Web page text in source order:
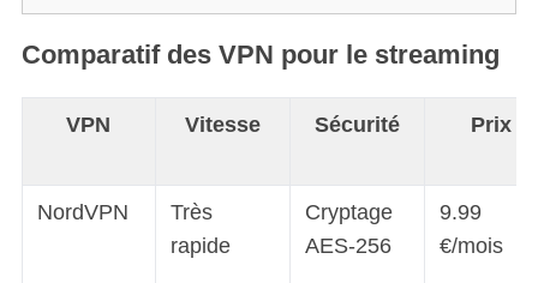
Comparatif des VPN pour le streaming
VPN Vitesse Sécurité Prix
NordVPN
Très
rapide
Cryptage
AES-256
9.99
€/mois
a
c
f